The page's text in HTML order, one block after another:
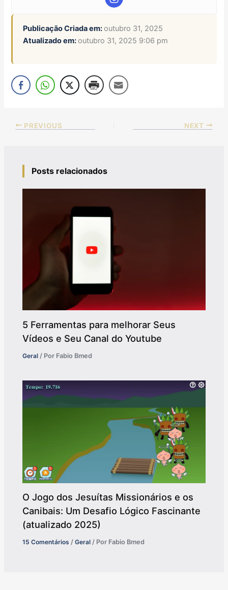
Publicação Criada em:outubro 31, 2025
Atualizado em:outubro 31, 2025 9:06 pm
PREVIOUS NEXT
Posts relacionados
5 Ferramentas para melhorar Seus
Vídeos e Seu Canal do Youtube
Geral / Por Fabio Bmed
O Jogo dos Jesuítas Missionários e os
Canibais: Um Desafio Lógico Fascinante
(atualizado 2025)
15 Comentários /Geral / Por Fabio Bmed